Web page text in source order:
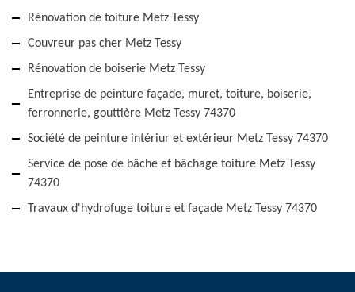
Rénovation de toiture Metz Tessy
Couvreur pas cher Metz Tessy
Rénovation de boiserie Metz Tessy
Entreprise de peinture façade, muret, toiture, boiserie,
ferronnerie, gouttière Metz Tessy 74370
Société de peinture intériur et extérieur Metz Tessy 74370
Service de pose de bâche et bâchage toiture Metz Tessy
74370
Travaux d'hydrofuge toiture et façade Metz Tessy 74370